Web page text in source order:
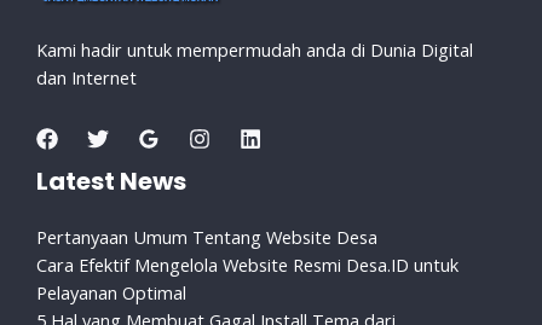
Kami hadir untuk mempermudah anda di Dunia Digital
dan Internet
Latest News
Pertanyaan Umum Tentang Website Desa
Cara Efektif Mengelola Website Resmi Desa.ID untuk
Pelayanan Optimal
5 Hal yang Membuat Gagal Install Tema dari